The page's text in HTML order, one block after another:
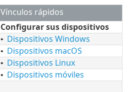
Vínculos rápidos
Configurar sus dispositivos
• Dispositivos Windows
• Dispositivos macOS
• Dispositivos Linux
• Dispositivos móviles